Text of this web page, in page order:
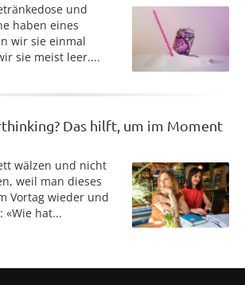
und
haben eines
wir sie einmal
sie meist leer....
Das hilft, um im Moment
wälzen und nicht
weil man dieses
Vortag wieder und
hat...